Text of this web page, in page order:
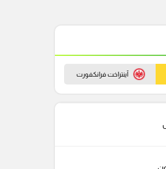
آينتراخت فرانكفورت